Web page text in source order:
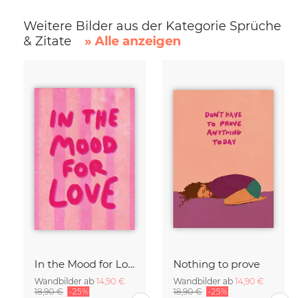
Weitere Bilder aus der Kategorie Sprüche
& Zitate
» Alle anzeigen
In the Mood for Love - Handlettering
Wandbilder ab 14,90 €
18,90 € -25%
Nothing to prove
Wandbilder ab 14,90 €
18,90 € -25%